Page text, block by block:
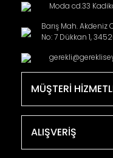
Moda cd.33
Barış Mah.
No: 7 Dükkan 1,
MÜŞTERİ
ALIŞVERİŞ